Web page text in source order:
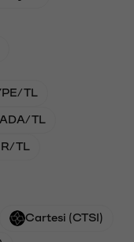
TL
ADA/TL
TL
Cartesi (CTSI)